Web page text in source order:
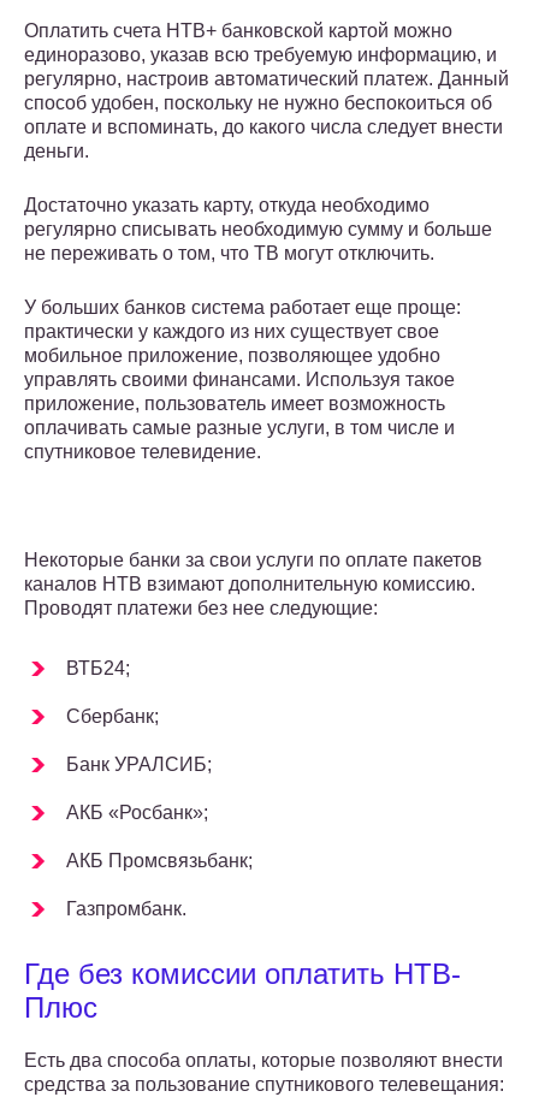
Оплатить счета НТВ+ банковской картой можно
единоразово, указав всю требуемую информацию, и
регулярно, настроив автоматический платеж. Данный
способ удобен, поскольку не нужно беспокоиться об
оплате и вспоминать, до какого числа следует внести
деньги.
Достаточно указать карту, откуда необходимо
регулярно списывать необходимую сумму и больше
не переживать о том, что ТВ могут отключить.
У больших банков система работает еще проще:
практически у каждого из них существует свое
мобильное приложение, позволяющее удобно
управлять своими финансами. Используя такое
приложение, пользователь имеет возможность
оплачивать самые разные услуги, в том числе и
спутниковое телевидение.
Некоторые банки за свои услуги по оплате пакетов
каналов НТВ взимают дополнительную комиссию.
Проводят платежи без нее следующие:
ВТБ24;
Сбербанк;
Банк УРАЛСИБ;
АКБ «Росбанк»;
АКБ Промсвязьбанк;
Газпромбанк.
Где без комиссии оплатить НТВ-
Плюс
Есть два способа оплаты, которые позволяют внести
средства за пользование спутникового телевещания: